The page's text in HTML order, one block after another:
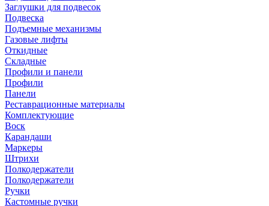
Заглушки для подвесок
Подвеска
Подъемные механизмы
Газовые лифты
Откидные
Складные
Профили и панели
Профили
Панели
Реставрационные материалы
Комплектующие
Воск
Карандаши
Маркеры
Штрихи
Полкодержатели
Полкодержатели
Ручки
Кастомные ручки